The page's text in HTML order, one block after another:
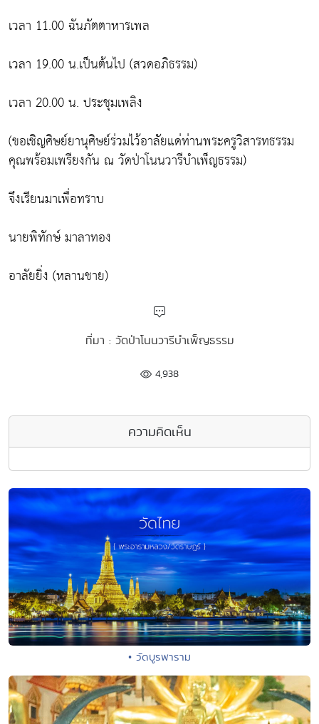
เวลา 11.00 ฉันภัตตาหารเพล
เวลา 19.00 น.เป็นต้นไป (สวดอภิธรรม)
เวลา 20.00 น. ประชุมเพลิง
(ขอเชิญศิษย์ยานุศิษย์ร่วมไว้อาลัยแด่ท่านพระครูวิสารทธรรม
คุณพร้อมเพรียงกัน ณ วัดป่าโนนวารีบำเพ็ญธรรม)
จึงเรียนมาเพื่อทราบ
นายพิทักษ์ มาลาทอง
อาลัยยิ่ง (หลานชาย)
ที่มา : วัดป่าโนนวารีบำเพ็ญธรรม
4,938
ความคิดเห็น
• วัดบูรพาราม